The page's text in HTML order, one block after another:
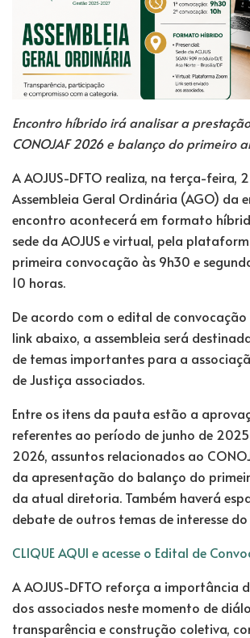
Encontro híbrido irá analisar a
CONOJAF 2026 e balanço do primeiro
A AOJUS-DFTO realiza, na terça-feira,
Assembleia Geral Ordinária (AGO) da
encontro acontecerá em formato
sede da AOJUS e virtual, pela
primeira convocação às 9h30 e
10 horas.
De acordo com o edital de
link abaixo, a assembleia será
de temas importantes para a
de Justiça associados.
Entre os itens da pauta estão a
referentes ao período de junho de
2026, assuntos relacionados ao
da apresentação do balanço do
da atual diretoria. Também haverá
debate de outros temas de interesse
CLIQUE AQUI e acesse o Edital de
A AOJUS-DFTO reforça a importância
dos associados neste momento de
transparência e construção coletiva,